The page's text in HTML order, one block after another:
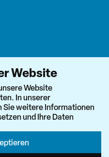
Website
Website
In unserer
Sie weitere Informationen
und Ihre Daten